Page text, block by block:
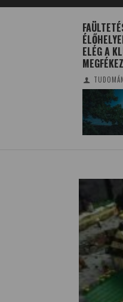
ELÉG A